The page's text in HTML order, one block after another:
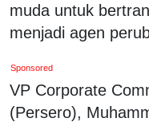
muda untuk
menjadi agen
Sponsored
VP Corporate
(Persero),